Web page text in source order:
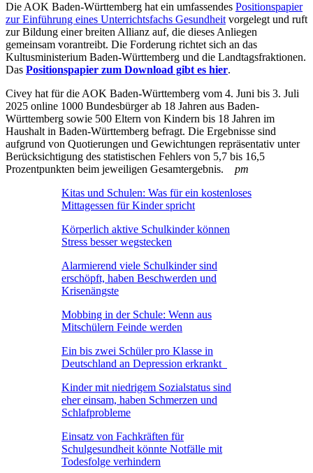
Die AOK Baden-Württemberg hat ein umfassendes Positionspapier
zur Einführung eines Unterrichtsfachs Gesundheit vorgelegt und ruft
zur Bildung einer breiten Allianz auf, die dieses Anliegen
gemeinsam vorantreibt. Die Forderung richtet sich an das
Kultusministerium Baden-Württemberg und die Landtagsfraktionen.
Das Positionspapier zum Download gibt es hier.
Civey hat für die AOK Baden-Württemberg vom 4. Juni bis 3. Juli
2025 online 1000 Bundesbürger ab 18 Jahren aus Baden-
Württemberg sowie 500 Eltern von Kindern bis 18 Jahren im
Haushalt in Baden-Württemberg befragt. Die Ergebnisse sind
aufgrund von Quotierungen und Gewichtungen repräsentativ unter
Berücksichtigung des statistischen Fehlers von 5,7 bis 16,5
Prozentpunkten beim jeweiligen Gesamtergebnis. pm
Kitas und Schulen: Was für ein kostenloses
Mittagessen für Kinder spricht
Körperlich aktive Schulkinder können
Stress besser wegstecken
Alarmierend viele Schulkinder sind
erschöpft, haben Beschwerden und
Krisenängste
Mobbing in der Schule: Wenn aus
Mitschülern Feinde werden
Ein bis zwei Schüler pro Klasse in
Deutschland an Depression erkrankt
Kinder mit niedrigem Sozialstatus sind
eher einsam, haben Schmerzen und
Schlafprobleme
Einsatz von Fachkräften für
Schulgesundheit könnte Notfälle mit
Todesfolge verhindern